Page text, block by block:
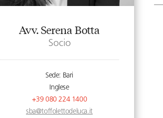
Avv. Serena Botta
Socio
Sede: Bari
Inglese
+39 080 224 1400
sba@toffolettodeluca.it